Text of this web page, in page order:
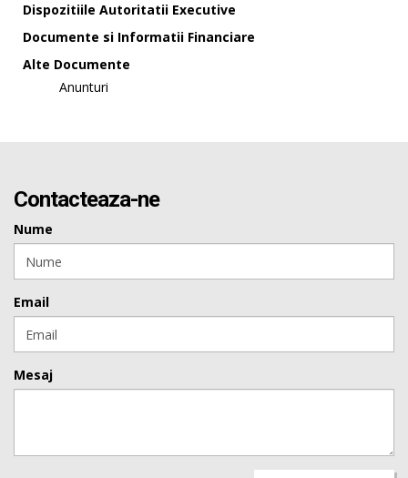
Dispozitiile Autoritatii Executive
Documente si Informatii Financiare
Alte Documente
Anunturi
Contacteaza-ne
Nume
Email
Mesaj